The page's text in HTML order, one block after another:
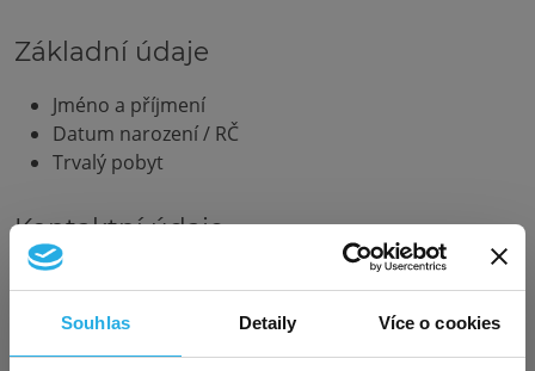
Souhlas Detaily Více o cookies
Základní údaje
Jméno a příjmení
Datum narození / RČ
Trvalý pobyt
Kontaktní údaje
Telefonní číslo